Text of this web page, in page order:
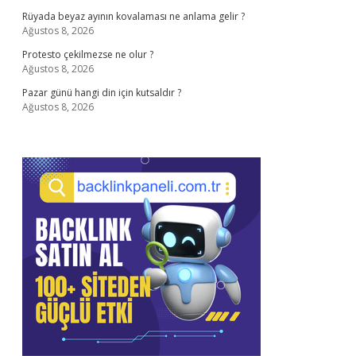
Rüyada beyaz ayının kovalaması ne anlama gelir ?
Ağustos 8, 2026
Protesto çekilmezse ne olur ?
Ağustos 8, 2026
Pazar günü hangi din için kutsaldır ?
Ağustos 8, 2026